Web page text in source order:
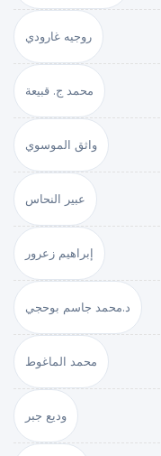
روجيه غارودي
محمد ج. قبيعة
واثق الموسوي
عبير النحاس
إبراهيم زعرور
د.محمد جاسم بوحجي
محمد الماغوط
وديع جبر